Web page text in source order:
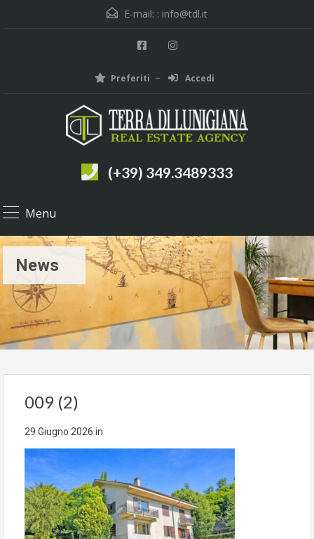
E-mail: : info@tdl.it
Preferiti Accedi
(+39) 349.3489333
Menu
News
009 (2)
29 Giugno 2026 in